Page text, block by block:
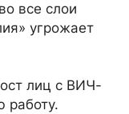
все слои
угрожает
лиц с ВИЧ-
работу.